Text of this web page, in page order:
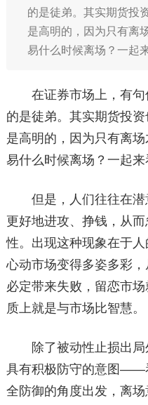
的是徒弟。其实期货投
是高明的，因为只有离
易什么时候离场？一起
在证券市场上，有句
的是徒弟。其实期货投
是高明的，因为只有离
易什么时候离场？一起来
但是，人们往往在潜
更好地进攻、挣钱，从
性。出现这种现象在于
心动市场变得多姿多彩
必定带来失败，留恋市
质上就是与市场比智慧。
除了被动性止损出局
具有积极防守的意图——
全防御的角度出发，离